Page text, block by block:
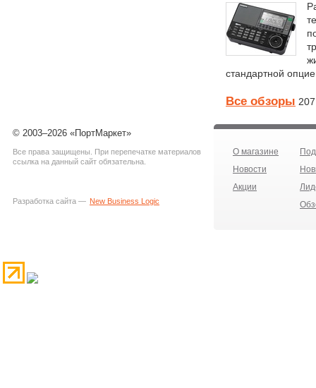
стандартной
Все обзоры 207
© 2003–2026 «ПортМаркет»
Все права защищены. При перепечатке материалов
ссылка на данный сайт обязательна.
Разработка сайта — New Business Logic
О магазине
Новости
Акции